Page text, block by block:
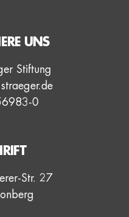
UNS
Stiftung
0
Str. 27